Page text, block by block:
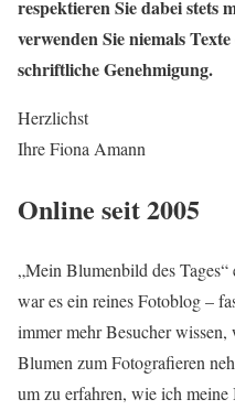
respektieren Sie dabei stets
verwenden Sie niemals
schriftliche Genehmigung.
Herzlichst
Ihre Fiona Amann
Online seit 2005
„Mein Blumenbild des
war es ein reines Fotoblog –
immer mehr Besucher
Blumen zum Fotografieren
um zu erfahren, wie ich